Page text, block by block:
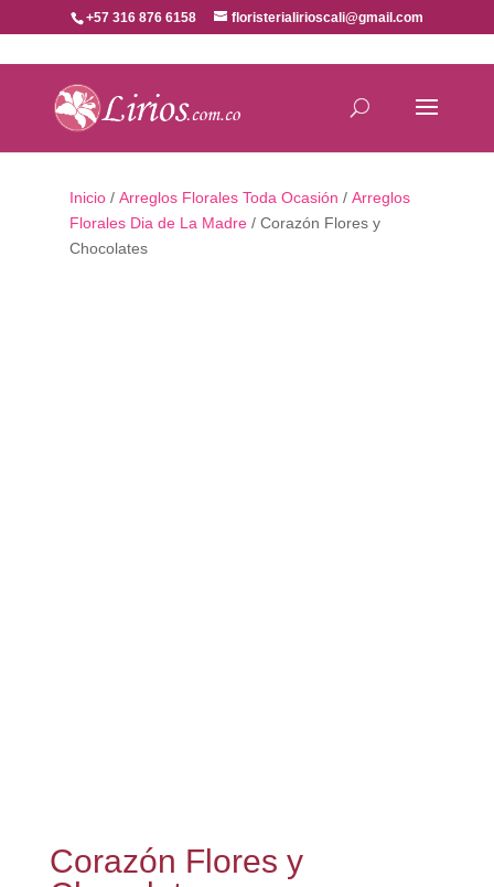
+57 316 876 6158 floristerialirioscali@gmail.com
Inicio/ Arreglos Florales Toda Ocasión / Arreglos
Florales Dia de La Madre/ Corazón Flores y
Chocolates
Corazón Flores y